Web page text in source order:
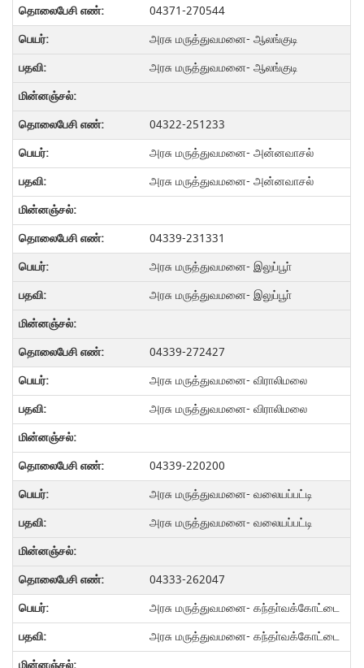
04371-270544
அரசு மருத்துவமனை- ஆலங்குடி
அரசு மருத்துவமனை- ஆலங்குடி
04322-251233
அரசு மருத்துவமனை- அன்னவாசல்
அரசு மருத்துவமனை- அன்னவாசல்
04339-231331
அரசு மருத்துவமனை- இலுப்பூா்
அரசு மருத்துவமனை- இலுப்பூா்
04339-272427
அரசு மருத்துவமனை- விராலிமலை
அரசு மருத்துவமனை- விராலிமலை
04339-220200
அரசு மருத்துவமனை- வலையப்பட்டி
அரசு மருத்துவமனை- வலையப்பட்டி
04333-262047
அரசு மருத்துவமனை- கந்தா்வக்கோட்டை
அரசு மருத்துவமனை- கந்தா்வக்கோட்டை